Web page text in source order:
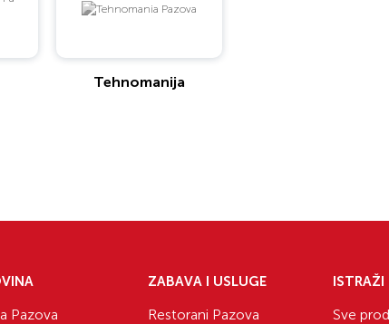
Tehnomanija
Pazova
ZABAVA I USLUGE
Restorani Pazova
ISTRAŽI
Sve